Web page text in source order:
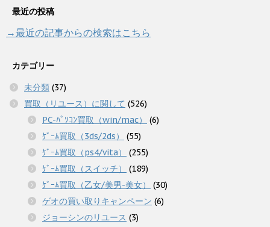
最近の投稿
→最近の記事からの検索はこちら
カテゴリー
未分類 (37)
買取（リユース）に関して (526)
PC-ﾊﾟｿｺﾝ買取（win/mac）
(6)
ｹﾞｰﾑ買取（3ds/2ds）
(55)
ｹﾞｰﾑ買取（ps4/vita）
(255)
ｹﾞｰﾑ買取（スイッチ）
(189)
ｹﾞｰﾑ買取（乙女/美男-美女）
(30)
ゲオの買い取りキャンペーン (6)
ジョーシンのリユース (3)